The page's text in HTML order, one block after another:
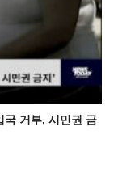
국 거부, 시민권 금